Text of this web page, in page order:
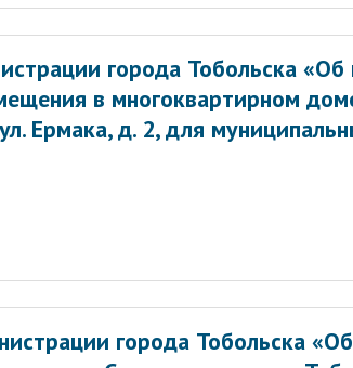
города Тобольска «Об
в многоквартирном
ул. Ермака, д. 2, для
города Тобольска